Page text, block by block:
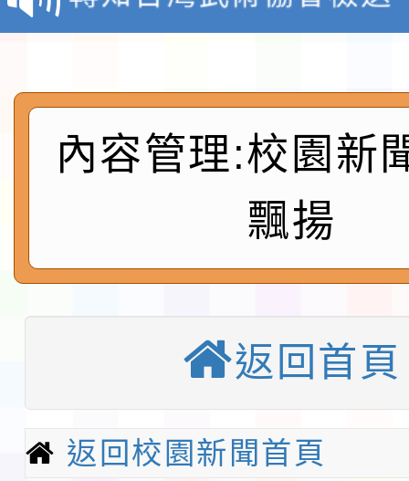
「抗生素聰明用，防疫
會
地景藝術節教師研習
桃園市孔廟祈福系列
開 智慧啟航」
「2026桃園藝術巡演
共學行動站」第二階段
教育部校安中心白海
報
淨零綠領人才培育課程
116學年度國民中學各
內容管理:校園新
飄揚
返回首頁
返回校園新聞首頁